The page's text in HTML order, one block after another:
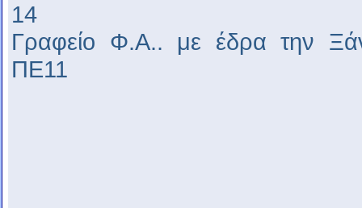
14
Γραφείο Φ.Α.. με έδρα την
ΠΕ11